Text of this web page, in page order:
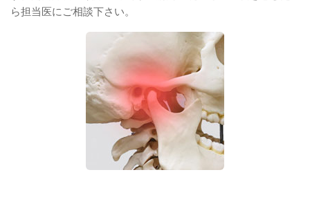
ら担当医にご相談下さい。